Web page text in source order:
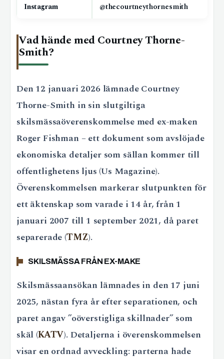
Instagram @thecourtneythornesmith
Vad hände med Courtney Thorne-
Smith?
Den 12 januari 2026 lämnade Courtney
Thorne-Smith in sin slutgiltiga
skilsmässaöverenskommelse med ex-maken
Roger Fishman – ett dokument som avslöjade
ekonomiska detaljer som sällan kommer till
offentlighetens ljus (Us Magazine).
Överenskommelsen markerar slutpunkten för
ett äktenskap som varade i 14 år, från 1
januari 2007 till 1 september 2021, då paret
separerade (TMZ).
SKILSMÄSSA FRÅN EX-MAKE
Skilsmässaansökan lämnades in den 17 juni
2025, nästan fyra år efter separationen, och
paret angav ”oöverstigliga skillnader” som
skäl (KATV). Detaljerna i överenskommelsen
visar en ordnad avveckling: parterna hade